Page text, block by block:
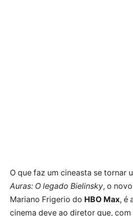
O que faz um cineasta se tornar
Auras: O legado Bielinsky, o
Mariano Frigerio do HBO Max, é
cinema deve ao diretor que,